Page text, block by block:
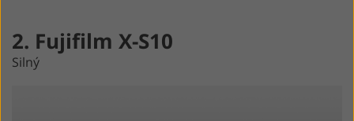
2. Fujifilm X-S10
Silný